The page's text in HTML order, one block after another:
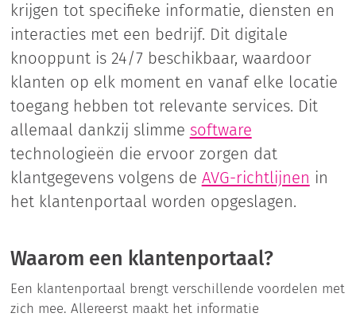
krijgen tot specifieke informatie, diensten en
interacties met een bedrijf. Dit digitale
knooppunt is 24/7 beschikbaar, waardoor
klanten op elk moment en vanaf elke locatie
toegang hebben tot relevante services. Dit
allemaal dankzij slimme software
technologieën die ervoor zorgen dat
klantgegevens volgens de AVG-richtlijnen in
het klantenportaal worden opgeslagen.
Waarom een klantenportaal?
Een klantenportaal brengt verschillende voordelen met
zich mee. Allereerst maakt het informatie